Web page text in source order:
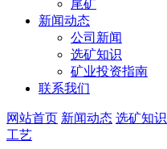
尾矿
新闻动态
公司新闻
选矿知识
矿业投资指南
联系我们
网站首页 新闻动态 选矿知识
工艺